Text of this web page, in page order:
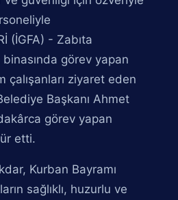
(İGFA) - Zabıta
görev yapan
çalışanları ziyaret eden
Başkanı Ahmet
görev yapan
etti.
Kurban Bayramı
sağlıklı, huzurlu ve